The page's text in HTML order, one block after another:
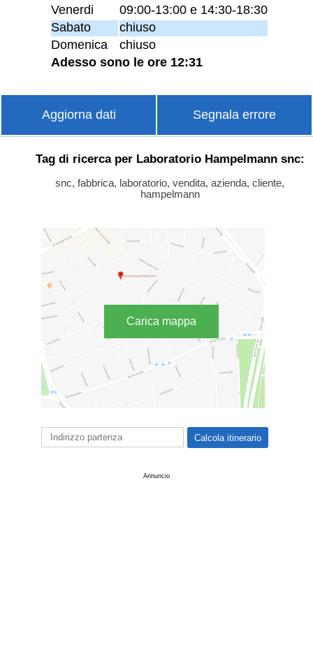
Venerdi
09:00-13:00 e 14:30-18:30
Sabato
chiuso
Domenica
chiuso
Adesso sono le ore 12:31
Aggiorna dati Segnala errore
Tag di ricerca per Laboratorio Hampelmann snc:
snc, fabbrica, laboratorio, vendita, azienda, cliente,
hampelmann
Carica mappa
Annuncio